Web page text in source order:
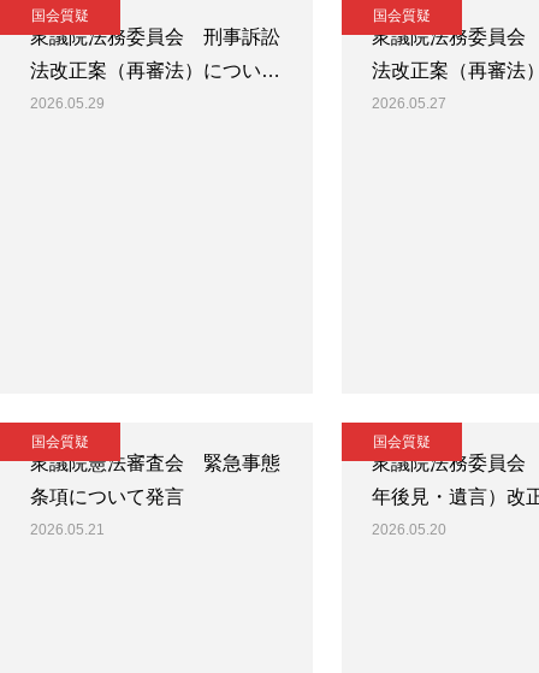
国会質疑
衆議院法務委員会 刑事訴訟
法改正案（再審法）につい…
2026.05.29
国会質疑
衆議院法務委員
法改正案（再審法
2026.05.27
国会質疑
衆議院憲法審査会 緊急事態
条項について発言
2026.05.21
国会質疑
衆議院法務委員
年後見・遺言）改
2026.05.20